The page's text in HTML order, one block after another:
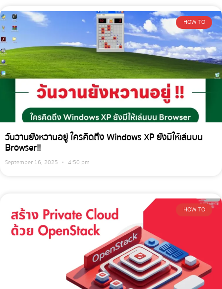
HOW TO
วันวานยังหวานอยู่ ใครคิดถึง Windows XP ยังมีให้เล่นบน
Browser!!
September 16, 2025 4:50 pm
HOW TO